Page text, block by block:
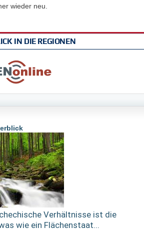
wieder neu.
IN DIE REGIONEN
Verhältnisse ist die
wie ein Flächenstaat...